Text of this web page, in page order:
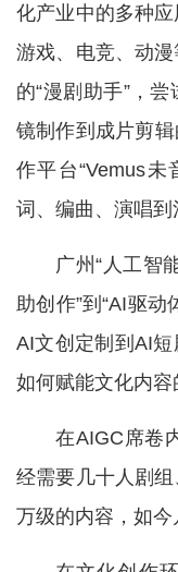
化产业中的多种应
游戏、电竞、动
的“漫剧助手”，
镜制作到成片剪
作平台“Vemus
词、编曲、演唱到
广州“人工智
助创作”到“AI驱动
AI文创定制到AI
如何赋能文化内容
在AIGC席卷
经需要几十人剧
万级的内容，如今